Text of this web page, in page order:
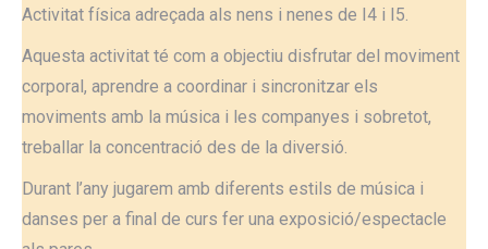
Activitat física adreçada als nens i nenes de I4 i I5.
Aquesta activitat té com a objectiu disfrutar del moviment
corporal, aprendre a coordinar i sincronitzar els
moviments amb la música i les companyes i sobretot,
treballar la concentració des de la diversió.
Durant l’any jugarem amb diferents estils de música i
danses per a final de curs fer una exposició/espectacle